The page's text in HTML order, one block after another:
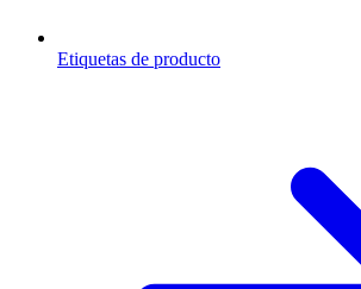
Etiquetas de producto